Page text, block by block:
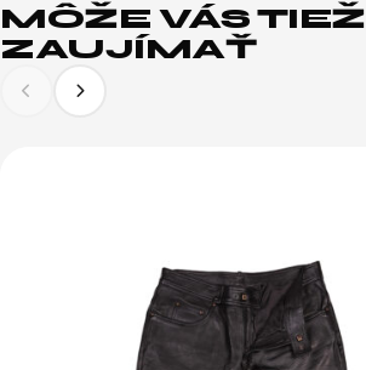
MÔŽE VÁS TIEŽ
ZAUJÍMAŤ